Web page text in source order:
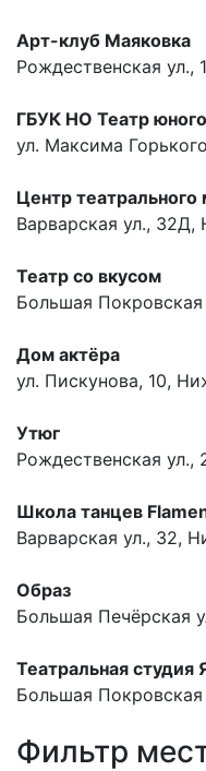
Арт-клуб Маяковка
Рождественская
ГБУК НО Театр
ул. Максима
Центр театрального
Варварская ул.,
Театр со вкусом
Большая
Дом актёра
ул. Пискунова, 10,
Утюг
Рождественская
Школа танцев
Варварская ул., 32,
Образ
Большая Печёрская
Театральная студия
Большая
Фильтр